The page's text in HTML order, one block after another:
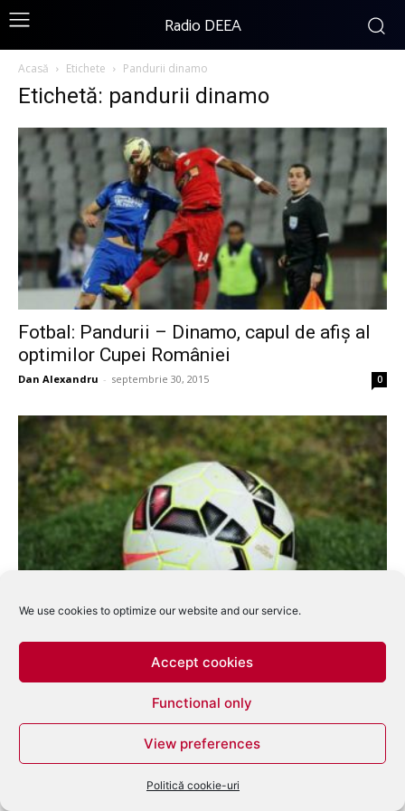
We use cookies to optimize our website and our service.
Accept cookies
Functional only
View preferences
Politică cookie-uri
Radio DEEA
Acasă Etichete Pandurii dinamo
Etichetă: pandurii dinamo
Fotbal: Pandurii – Dinamo, capul de afiș al
optimilor Cupei României
Dan Alexandru - septembrie 30, 2015 0
Fotbal: Steaua-Astra și Pandurii-Dinamo, în
semifinalele Cupei Ligii Adeplast
ianuarie 27, 2015